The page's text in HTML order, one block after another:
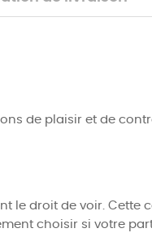
de plaisir et de
droit de voir. Cette
choisir si votre